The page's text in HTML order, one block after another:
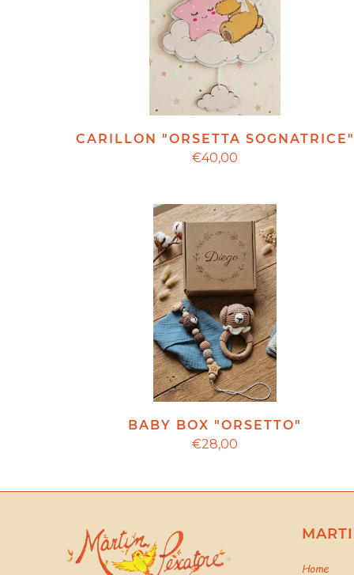
CARILLON "ORSETTA SOGNATRICE"
€40,00
BABY BOX "ORSETTO"
€28,00
Home